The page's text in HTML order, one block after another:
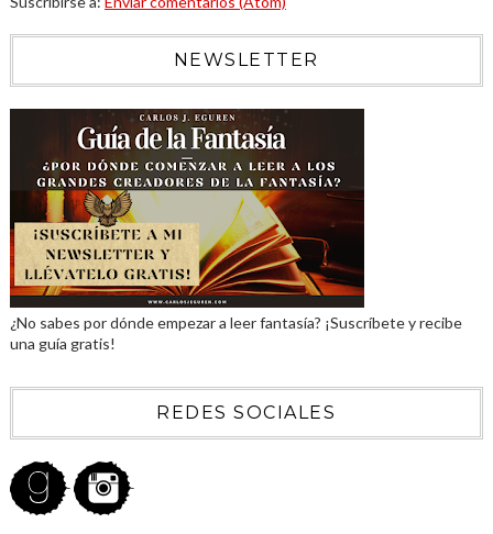
NEWSLETTER
¿No sabes por dónde empezar a leer fantasía? ¡Suscríbete y recibe
una guía gratis!
REDES SOCIALES